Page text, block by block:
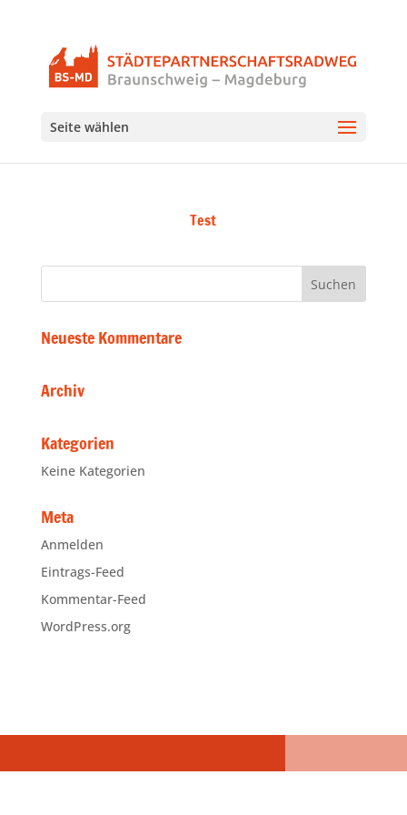
Seite wählen
Test
Neueste Kommentare
Archiv
Kategorien
Keine Kategorien
Meta
Anmelden
Eintrags-Feed
Kommentar-Feed
WordPress.org